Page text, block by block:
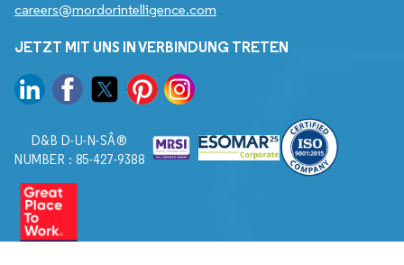
careers@mordorintelligence.com
JETZT MIT UNS IN VERBINDUNG TRETEN
D&B D-U-N-SÂ®
NUMBER : 85-427-9388